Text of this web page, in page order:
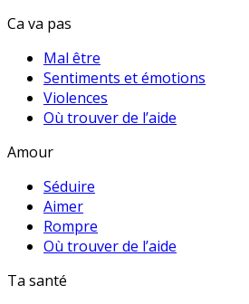
Ca va pas
Mal être
Sentiments et émotions
Violences
Où trouver de l’aide
Amour
Séduire
Aimer
Rompre
Où trouver de l’aide
Ta santé